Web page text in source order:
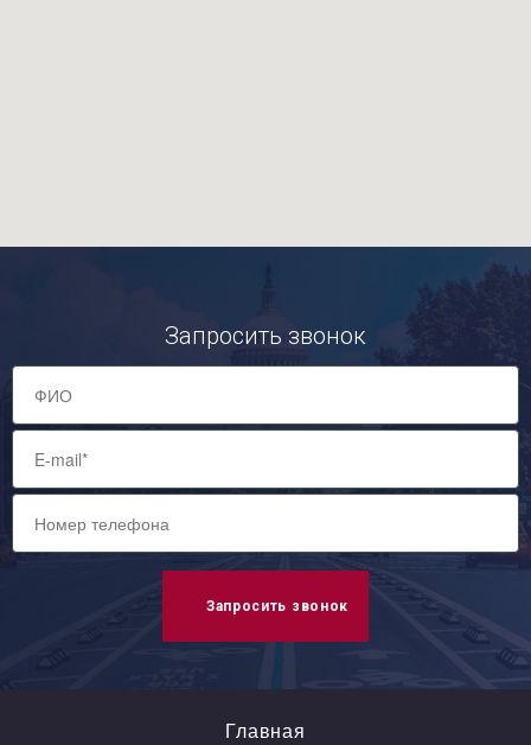
Запросить звонок
Запросить звонок
Главная